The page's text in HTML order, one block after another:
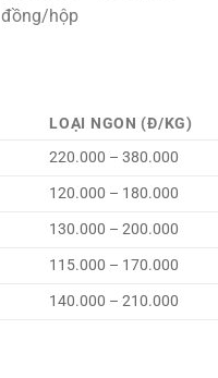
đồng/hộp
LOẠI NGON (Đ/KG)
220.000 – 380.000
120.000 – 180.000
130.000 – 200.000
115.000 – 170.000
140.000 – 210.000